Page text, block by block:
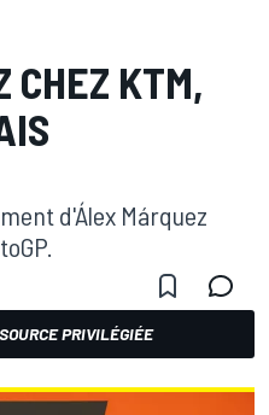
CHEZ KTM,
d'Álex Márquez
PRIVILÉGIÉE